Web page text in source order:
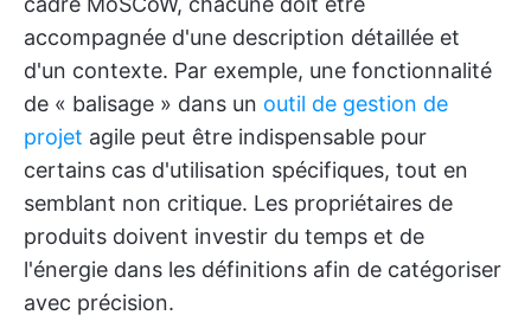
accompagnée d'une description détaillée et
d'un contexte. Par exemple, une fonctionnalité
de « balisage » dans un outil de gestion de
projet agile peut être indispensable pour
certains cas d'utilisation spécifiques, tout en
semblant non critique. Les propriétaires de
produits doivent investir du temps et de
l'énergie dans les définitions afin de catégoriser
avec précision.